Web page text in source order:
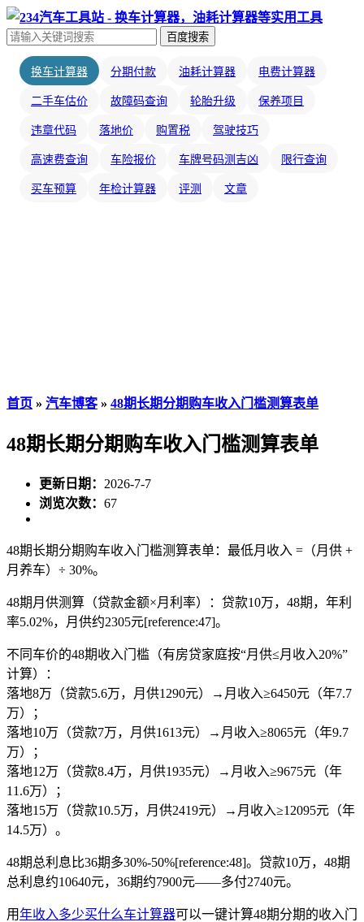
百度搜索
换车计算器 分期付款 油耗计算器 电费计算器
二手车估价 故障码查询 轮胎升级 保养项目
违章代码 落地价 购置税 驾驶技巧
高速费查询 车险报价 车牌号码测吉凶 限行查询
买车预算 年检计算器 评测 文章
首页 » 汽车博客» 48期长期分期购车收入门槛测算表单
48期长期分期购车收入门槛测算表单
更新日期： 2026-7-7
浏览次数： 67
48期长期分期购车收入门槛测算表单：最低月收入 =（月供 +
月养车）÷ 30%。
48期月供测算（贷款金额×月利率）：贷款10万，48期，年利
率5.02%，月供约2305元[reference:47]。
不同车价的48期收入门槛（有房贷家庭按“月供≤月收入20%”
计算）：
落地8万（贷款5.6万，月供1290元）→月收入≥6450元（年7.7
万）；
落地10万（贷款7万，月供1613元）→月收入≥8065元（年9.7
万）；
落地12万（贷款8.4万，月供1935元）→月收入≥9675元（年
11.6万）；
落地15万（贷款10.5万，月供2419元）→月收入≥12095元（年
14.5万）。
48期总利息比36期多30%-50%[reference:48]。贷款10万，48期
总利息约10640元，36期约7900元——多付2740元。
用年收入多少买什么车计算器可以一键计算48期分期的收入门